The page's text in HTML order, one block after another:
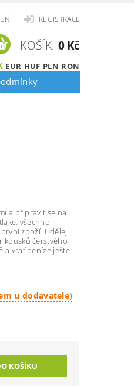
REGISTRACE
EUR HUF PLN RON
KOŠÍK: 0 Kč
a připravit se na
všechno
zboží. Udělej
kousků čerstvého
a vrať peníze ješte
u dodavatele)